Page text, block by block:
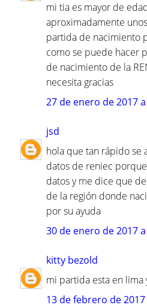
mi tia es mayor de
aproximadamente
partida de nacimiento
como se puede hacer
de nacimiento de la
necesita gracias
27 de enero de 2017
jsd
hola que tan rápido se
datos de reniec
datos y me dice que
de la región donde
por su ayuda
30 de enero de 2017
kitty bezold
mi partida esta en lima
13 de febrero de 2017